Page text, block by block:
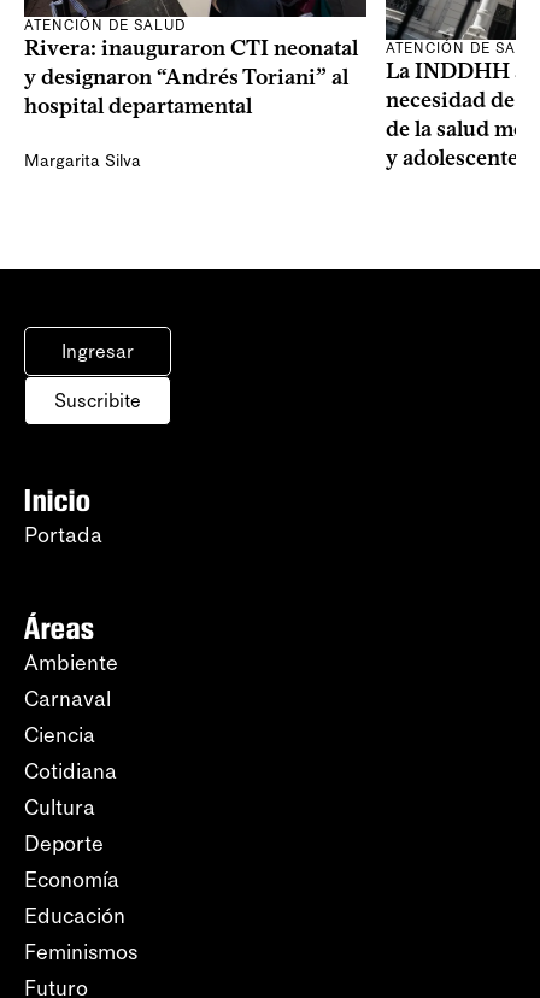
ATENCIÓN DE SALUD
Rivera: inauguraron CTI neonatal
y designaron “Andrés Toriani” al
hospital departamental
Margarita Silva
ATENCIÓN DE
La INDDHH
necesidad de
de la salud
y adolescentes
Ingresar
Suscribite
Inicio
Portada
Áreas
Ambiente
Carnaval
Ciencia
Cotidiana
Cultura
Deporte
Economía
Educación
Feminismos
Futuro